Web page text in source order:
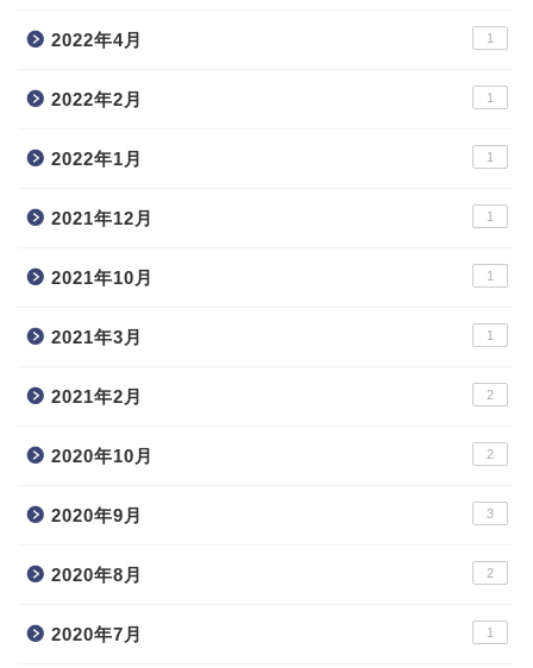
2022年4月 1
2022年2月 1
2022年1月 1
2021年12月 1
2021年10月 1
2021年3月 1
2021年2月 2
2020年10月 2
2020年9月 3
2020年8月 2
2020年7月 1